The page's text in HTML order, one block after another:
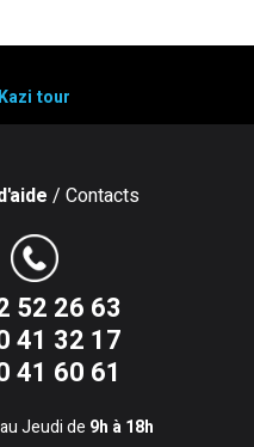
tour
/ Contacts
52 26 63
41 32 17
41 60 61
Jeudi de 9h à 18h